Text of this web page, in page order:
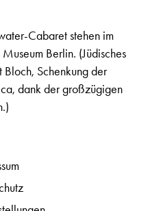
Cabaret stehen im
Berlin. (Jüdisches
Bloch, Schenkung der
dank der großzügigen